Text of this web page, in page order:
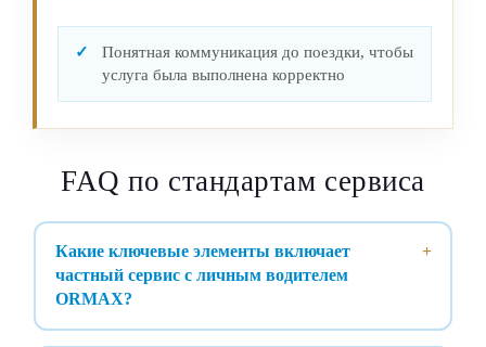
Понятная коммуникация до поездки, чтобы
услуга была выполнена корректно
FAQ по стандартам сервиса
Какие ключевые элементы включает
частный сервис с личным водителем
ORMAX?